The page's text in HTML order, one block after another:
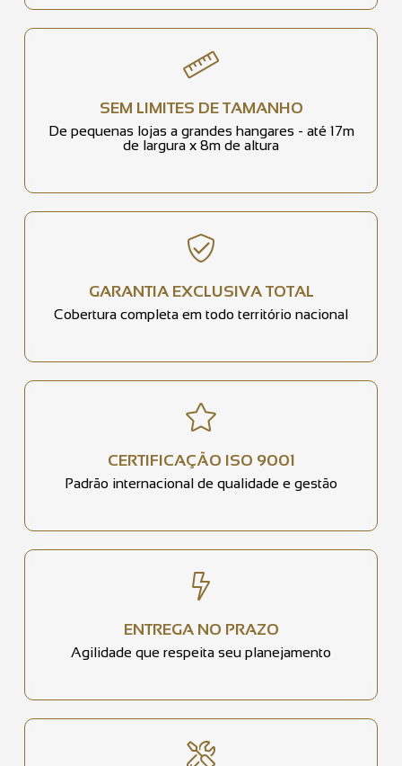
SEM LIMITES DE TAMANHO
De pequenas lojas a grandes hangares - até 17m
de largura x 8m de altura
GARANTIA EXCLUSIVA TOTAL
Cobertura completa em todo território nacional
CERTIFICAÇÃO ISO 9001
Padrão internacional de qualidade e gestão
ENTREGA NO PRAZO
Agilidade que respeita seu planejamento